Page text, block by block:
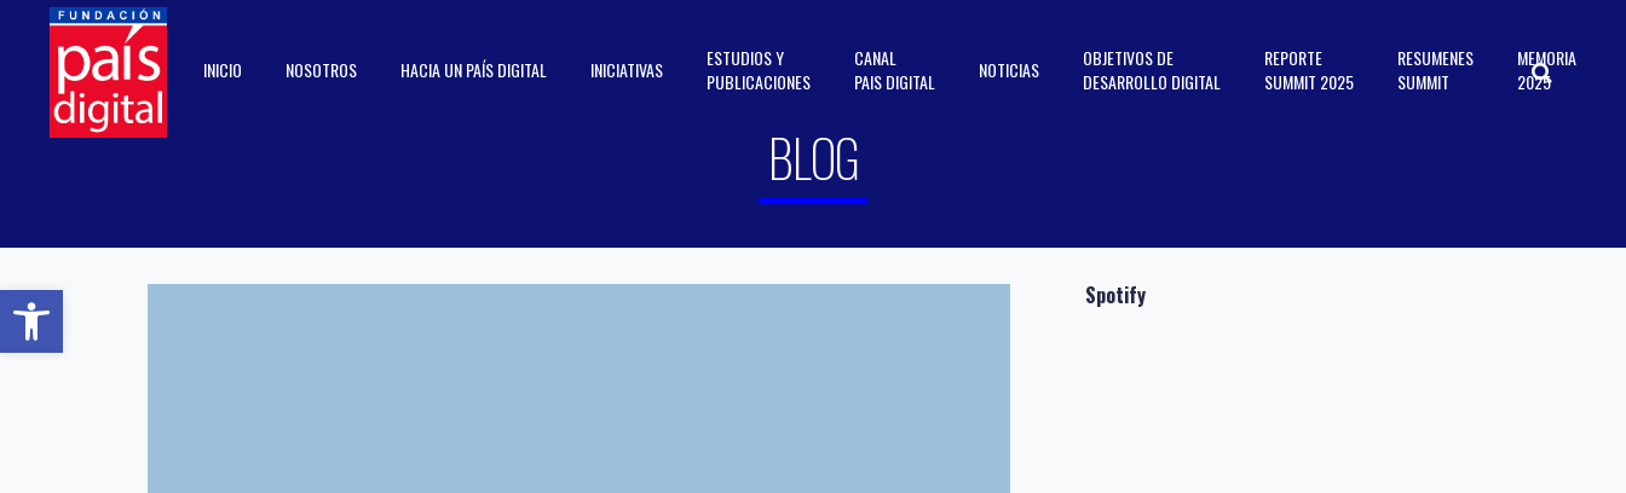
Abrir barra de herramientas
INICIO NOSOTROS HACIA UN PAÍS DIGITAL INICIATIVAS
ESTUDIOS Y
PUBLICACIONES
CANAL
PAIS DIGITAL
NOTICIAS
OBJETIVOS DE
DESARROLLO DIGITAL
REPORTE
SUMMIT 2025
RESUMENES
SUMMIT
MEMORIA
2025
BLOG
Spotify